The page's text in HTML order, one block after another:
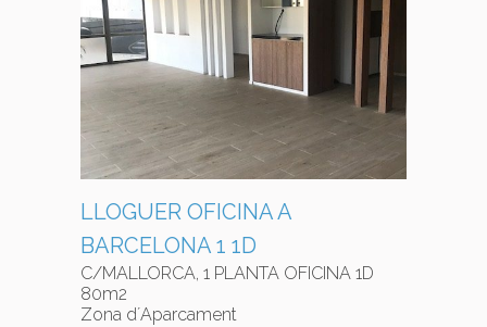
LLOGUER OFICINA A
BARCELONA 1 1D
C/MALLORCA, 1 PLANTA OFICINA 1D
80m2
Zona d´Aparcament